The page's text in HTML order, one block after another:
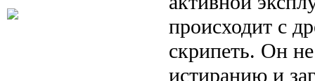
происходит с
скрипеть. Он
истиранию и